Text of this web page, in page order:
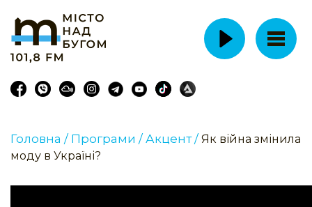
Головна / Програми / Акцент / Як війна змінила
моду в Україні?